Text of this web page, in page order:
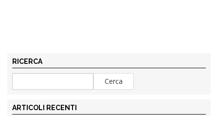
RICERCA
ARTICOLI RECENTI